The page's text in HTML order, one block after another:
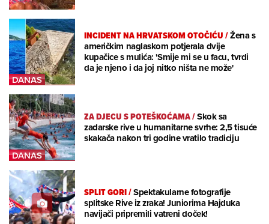
INCIDENT NA HRVATSKOM OTOČIĆU/Žena s
američkim naglaskom potjerala dvije
kupačice s mulića: 'Smije mi se u facu, tvrdi
da je njeno i da joj nitko ništa ne može'
ZA DJECU S POTEŠKOĆAMA/Skok sa
zadarske rive u humanitarne svrhe: 2,5 tisuće
skakača nakon tri godine vratilo tradiciju
SPLIT GORI/Spektakularne fotografije
splitske Rive iz zraka! Juniorima Hajduka
navijači pripremili vatreni doček!